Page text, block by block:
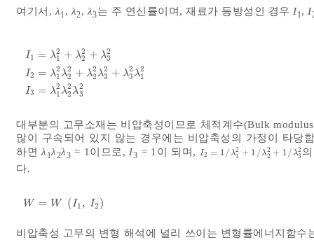
여기서,λ1 ,λ2,λ3는 주 연신률이며, 재료가 등방성인 경우 I1, I
I1 = λ2
1 + λ2
2 + λ2
3
I2 = λ2
1 λ2
2 + λ2
2 λ2
3 + λ2
3 λ2
1
I3 = λ2
1 λ2
2 λ2
3
1=λ12+λ 22 +λ32 I2 =λ12
대부분의 고무소재는 비압축성이므로 체적계수(Bulk
많이 구속되어 있지 않는 경우에는 비압축성의 가정이 타당
하면λ 1λ2λ3 = 1이므로,I3 = 1이 되며, I2 = 1/λ2
1
+ 1/λ2
2 + 1/λ2
3
I2 =1 /λ12+1 /λ22+1/ λ32
다.
W = W (I1 , I2 )
W=W I1 I2
비압축성 고무의 변형 해석에 널리 쓰이는 변형률에너지함수